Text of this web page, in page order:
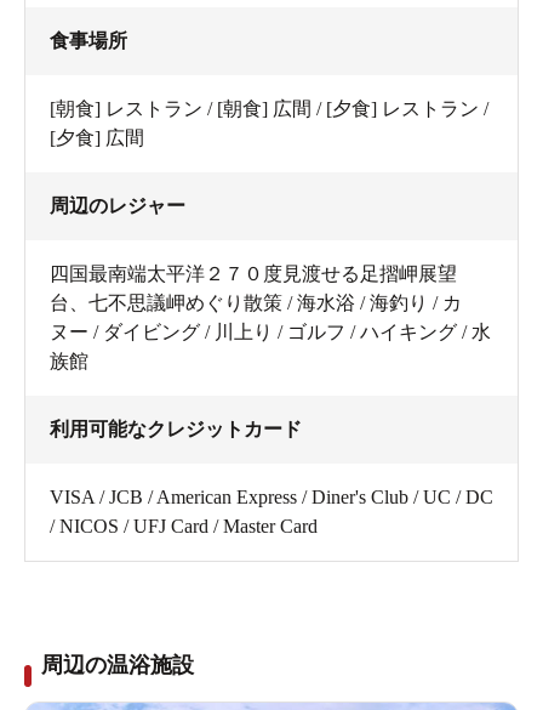
食事場所
[朝食] レストラン / [朝食] 広間 / [夕食] レストラン /
[夕食] 広間
周辺のレジャー
四国最南端太平洋２７０度見渡せる足摺岬展望
台、七不思議岬めぐり散策 / 海水浴 / 海釣り / カ
ヌー / ダイビング / 川上り / ゴルフ / ハイキング / 水
族館
利用可能なクレジットカード
VISA / JCB / American Express / Diner's Club / UC / DC
/ NICOS / UFJ Card / Master Card
周辺の温浴施設